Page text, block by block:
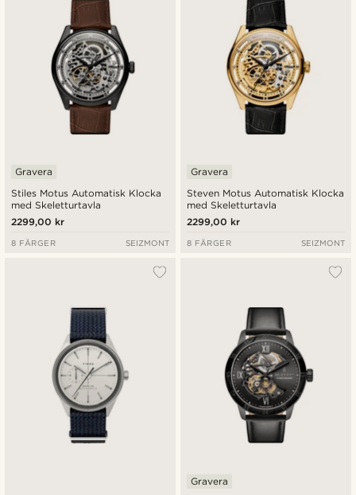
Stiles Motus Automatisk Klocka
med Skeletturtavla
Gravera
2299,00 kr
8 FÄRGER SEIZMONT
Steven Motus Automatisk Klocka
med Skeletturtavla
Gravera
2299,00 kr
8 FÄRGER SEIZMONT
Gravera